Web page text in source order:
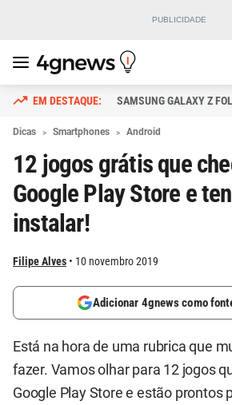
SAMSUNG GALAXY Z
Dicas Smartphones Android
12 jogos grátis que
Google Play Store e
instalar!
Filipe Alves 10 novembro 2019
Adicionar 4gnews como
Está na hora de uma rubrica que
fazer. Vamos olhar para 12 jogos
Google Play Store e estão prontos